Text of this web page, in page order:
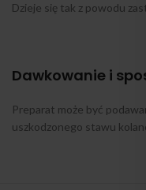
Dzieje się tak z powodu
Dawkowanie i
Preparat może być
uszkodzonego stawu